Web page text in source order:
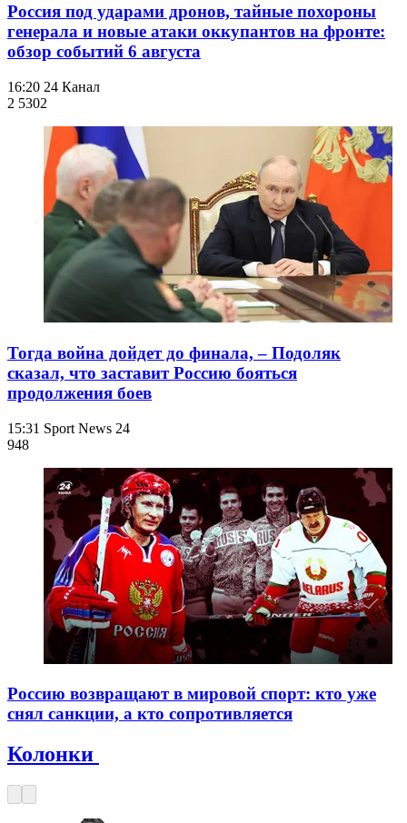
Россия под ударами дронов, тайные похороны
генерала и новые атаки оккупантов на фронте:
обзор событий 6 августа
16:20 24 Канал
2 5302
Тогда война дойдет до финала, – Подоляк
сказал, что заставит Россию бояться
продолжения боев
15:31 Sport News 24
948
Россию возвращают в мировой спорт: кто уже
снял санкции, а кто сопротивляется
Колонки